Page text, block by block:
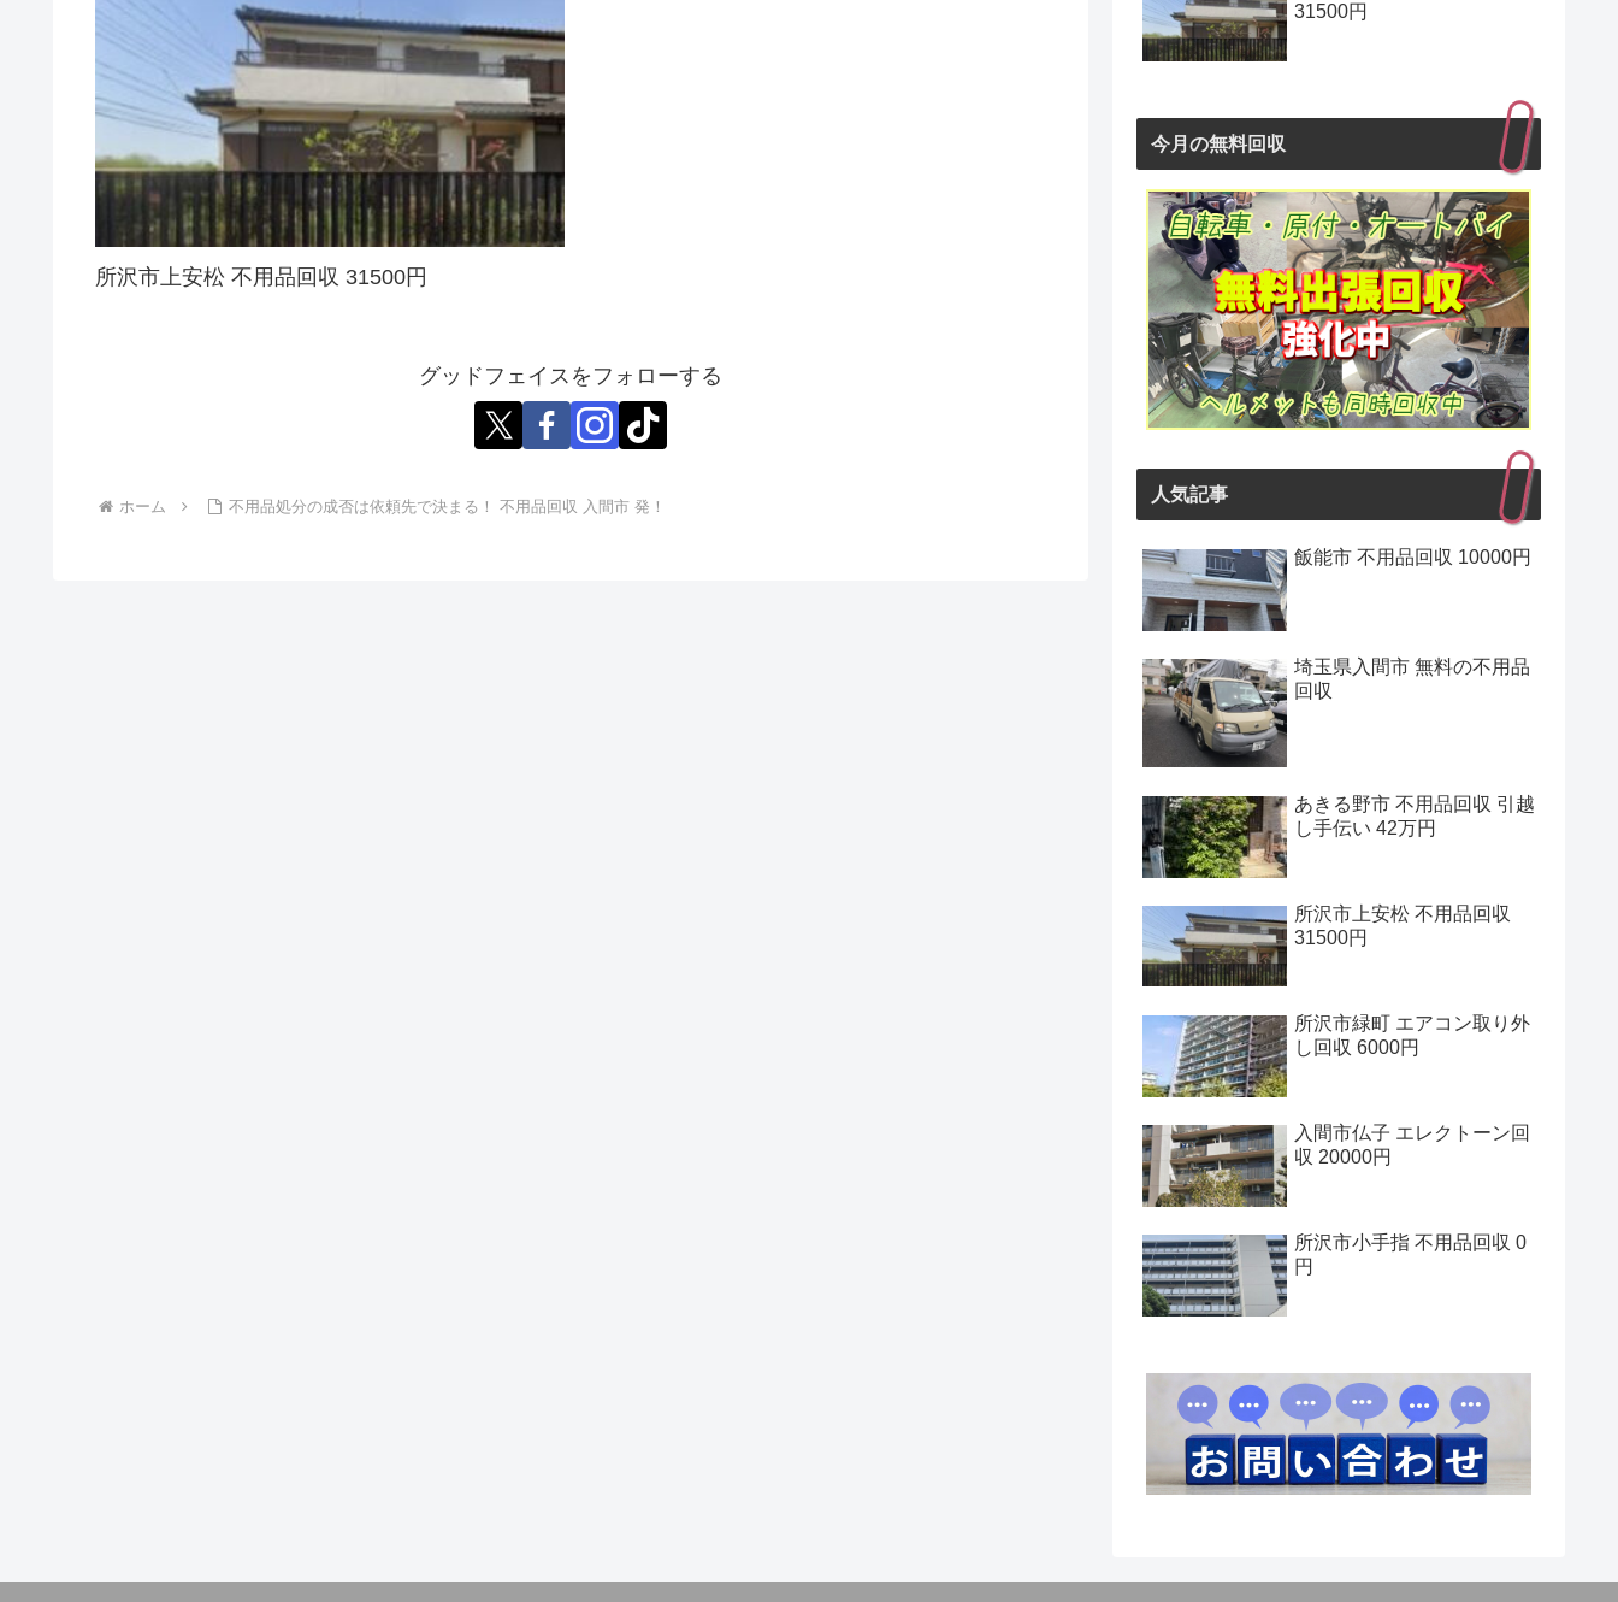
所沢市上安松 不用品回収 31500円
グッドフェイスをフォローする
ホーム 不用品処分の成否は依頼先で決まる！ 不用品回収 入間市 発！
31500円
今月の無料回収
人気記事
飯能市 不用品回収 10000円
埼玉県入間市 無料の不用品
回収
あきる野市 不用品回収 引越
し手伝い 42万円
所沢市上安松 不用品回収
31500円
所沢市緑町 エアコン取り外
し回収 6000円
入間市仏子 エレクトーン回
収 20000円
所沢市小手指 不用品回収 0
円